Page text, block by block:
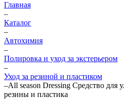
Главная
–
Каталог
–
Автохимия
–
Полировка и уход за экстерьером
–
Уход за резиной и пластиком
–All season Dressing Средство для
резины и пластика